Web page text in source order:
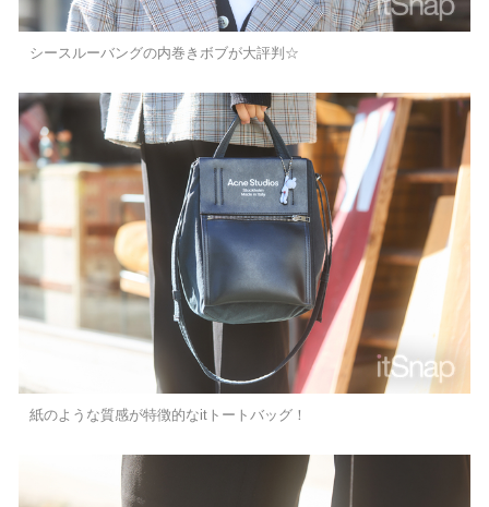
シースルーバングの内巻きボブが大評判☆
紙のような質感が特徴的なitトートバッグ！